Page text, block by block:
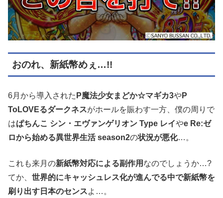
おのれ、新紙幣めぇ…!!
6月から導入された P魔法少女まどか☆マギカ3やP
ToLOVEるダークネスがホールを賑わす一方、僕の周りで
はぱちんこ シン・エヴァンゲリオン Type レイやe Re:ゼ
ロから始める異世界生活 season2の状況が悪化…。
これも来月の新紙幣対応による副作用 なのでしょうか…?
てか、 世界的にキャッシュレス化が進んでる中で新紙幣を
刷り出す日本のセンスよ…。